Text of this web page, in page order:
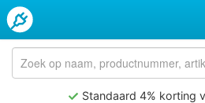
Standaard 4% korting